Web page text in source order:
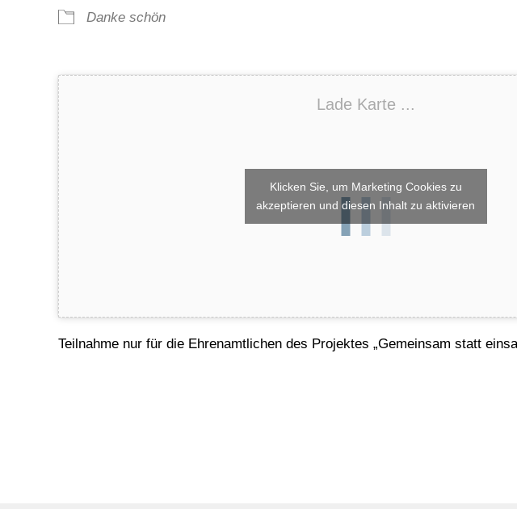
Danke schön
Lade Karte ...
Klicken Sie, um Marketing Cookies zu
akzeptieren und diesen Inhalt zu aktivieren
Teilnahme nur für die Ehrenamtlichen des Projektes „Gemeinsam statt